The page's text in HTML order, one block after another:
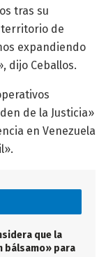
tras su
territorio de
expandiendo
dijo Ceballos.
de la Justicia»
en Venezuela
que la
bálsamo» para